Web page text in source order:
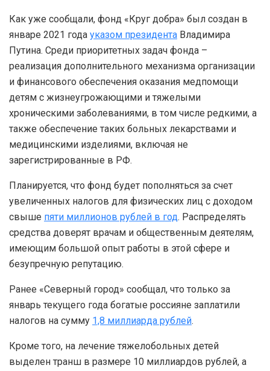
Как уже сообщали, фонд «Круг добра» был создан в
январе 2021 года указом президента Владимира
Путина. Среди приоритетных задач фонда –
реализация дополнительного механизма организации
и финансового обеспечения оказания медпомощи
детям с жизнеугрожающими и тяжелыми
хроническими заболеваниями, в том числе редкими, а
также обеспечение таких больных лекарствами и
медицинскими изделиями, включая не
зарегистрированные в РФ.
Планируется, что фонд будет пополняться за счет
увеличенных налогов для физических лиц с доходом
свыше пяти миллионов рублей в год. Распределять
средства доверят врачам и общественным деятелям,
имеющим большой опыт работы в этой сфере и
безупречную репутацию.
Ранее «Северный город» сообщал, что только за
январь текущего года богатые россияне заплатили
налогов на сумму 1,8 миллиарда рублей.
Кроме того, на лечение тяжелобольных детей
выделен транш в размере 10 миллиардов рублей, а